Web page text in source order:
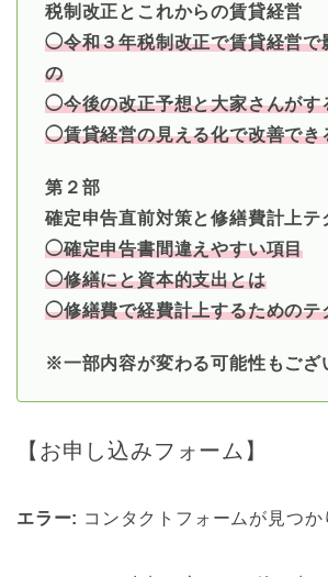
税制改正とこれからの賃貸経営
◯令和３年税制改正で賃貸経営で
の
◯今後の改正予想と大家さんがす
◯賃貸経営の見える化で改善でき
第２部
確定申告直前対策と修繕費計上テ
◯確定申告書間違えやすい項目
◯修繕にと資本的支出とは
◯修繕費で経費計上するためのテ
※一部内容が変わる可能性もござ
【お申し込みフォーム】
エラー: コンタクトフォームが見つか